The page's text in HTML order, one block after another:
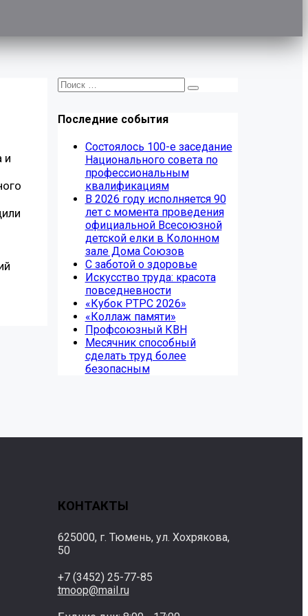
и
Последние события
Состоялось 100-е заседание
Национального совета по
профессиональным
квалификациям
В 2026 году исполняется 90
лет с момента проведения
официальной Всесоюзной
детской елки в Колонном
зале Дома Союзов
С заботой о здоровье
Искусство труда: красота
повседневности
«Кубок РТРС 2026»
«Коллаж памяти»
Профсоюзный КВН
Месячник способный
сделать труд более
безопасным
КОНТАКТЫ
625000, г. Тюмень, ул. Хохрякова,
50
+7 (3452) 25-77-85
tmoop@mail.ru